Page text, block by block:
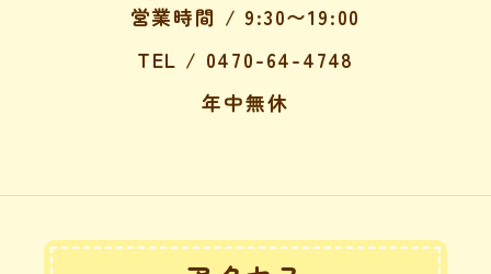
営業時間 / 9:30〜19:00
TEL / 0470-64-4748
年中無休